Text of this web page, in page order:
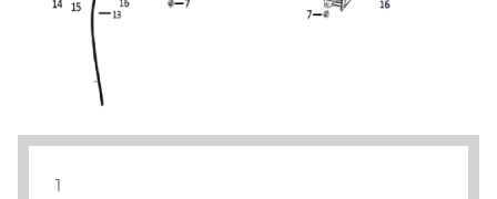
1